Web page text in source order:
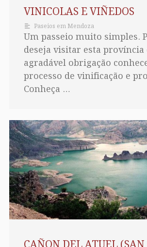
VINICOLAS E VIÑEDOS
Paseios em Mendoza
Um passeio muito simples.
deseja visitar esta província
agradável obrigação
processo de vinificação e
Conheça …
CAÑON DEL ATUEL